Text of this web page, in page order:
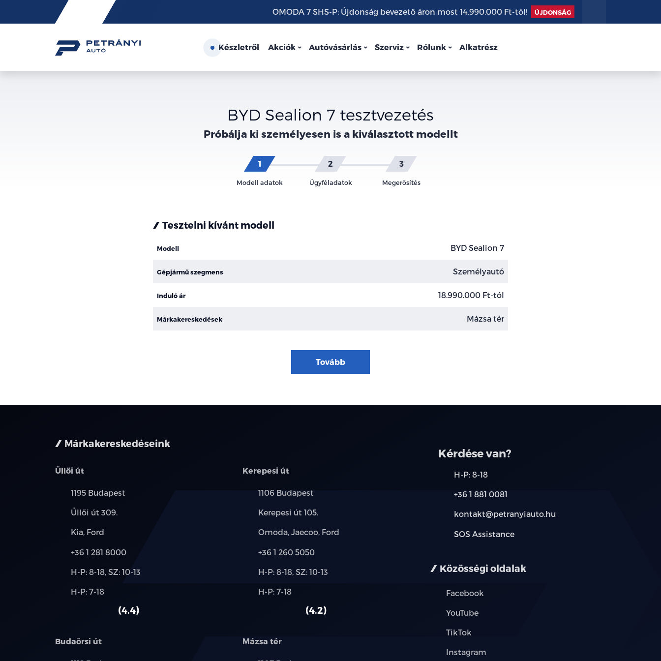
Friss
hírek
OMODA 7 SHS-P: Újdonság bevezető áron most 14.990.000 Ft-tól! ÚJDONSÁG
Készletről Akciók Autóvásárlás Szerviz Rólunk Alkatrész
BYD Sealion 7 tesztvezetés
Próbálja ki személyesen is a kiválasztott modellt
Modell adatok Ügyféladatok Megerősítés
Tesztelni kívánt modell
Modell BYD Sealion 7
Gépjármű szegmens Személyautó
Induló ár 18.990.000 Ft-tól
Márkakereskedések Mázsa tér
Tovább
Márkakereskedéseink
Üllői út
Település:
1195 Budapest
Cím:
Üllői út 309.
Márkák:
Kia, Ford
Telefon:
+36 1 281 8000
Új-
használt
H-P: 8-18, SZ: 10-13
Alkatrész,
H-P: 7-18
4.4
Kerepesi út
Település:
1106 Budapest
Cím:
Kerepesi út 105.
Márkák:
Omoda, Jaecoo, Ford
Telefon:
+36 1 260 5050
Új-
használt
H-P: 8-18, SZ: 10-13
Alkatrész,
H-P: 7-18
4.2
Budaörsi út Mázsa tér
Kérdése van?
H-P: 8-18
+36 1 881 0081
kontakt@petranyiauto.hu
SOS Assistance
Közösségi oldalak
Facebook
YouTube
TikTok
Instagram